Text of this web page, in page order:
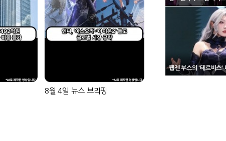
8월 4일 뉴스 브리핑
웹젠 부스의 '테르비스'